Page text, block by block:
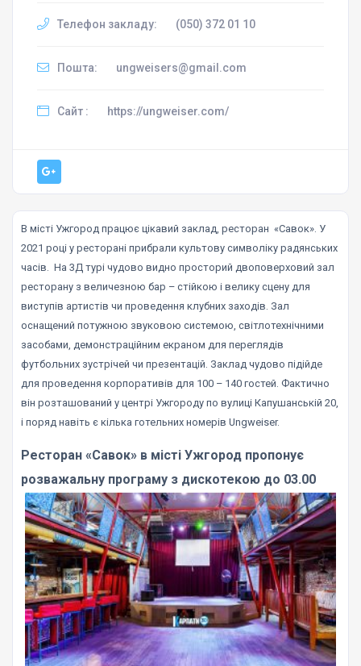
Телефон закладу: (050) 372 01 10
Пошта: ungweisers@gmail.com
Сайт : https://ungweiser.com/
В місті Ужгород працює цікавий заклад, ресторан «Савок». У
2021 році у ресторані прибрали культову символіку радянських
часів. На 3Д турі чудово видно просторий двоповерховий зал
ресторану з величезною бар – стійкою і велику сцену для
виступів артистів чи проведення клубних заходів. Зал
оснащений потужною звуковою системою, світлотехнічними
засобами, демонстраційним екраном для переглядів
футбольних зустрічей чи презентацій. Заклад чудово підійде
для проведення корпоративів для 100 – 140 гостей. Фактично
він розташований у центрі Ужгороду по вулиці Капушанській 20,
і поряд навіть є кілька готельних номерів Ungweiser.
Ресторан «Савок» в місті Ужгород пропонує
розважальну програму з дискотекою до 03.00